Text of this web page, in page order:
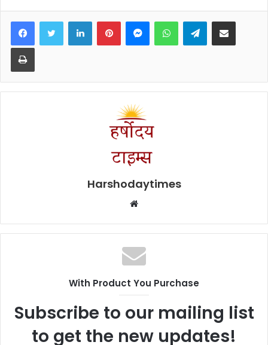
FacebookTwitter LinkedInPinterestMessengerWhatsAppTelegramShare via Email
Print
Harshodaytimes
Website
With Product You Purchase
Subscribe to our mailing list
to get the new updates!